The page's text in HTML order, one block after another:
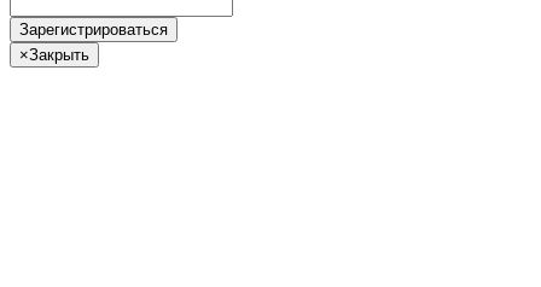
Зарегистрироваться
×Закрыть